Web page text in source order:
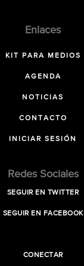
Enlaces
KIT PARA MEDIOS
AGENDA
NOTICIAS
CONTACTO
INICIAR SESIÓN
Redes Sociales
SEGUIR EN TWITTER
SEGUIR EN FACEBOOK
CONECTAR